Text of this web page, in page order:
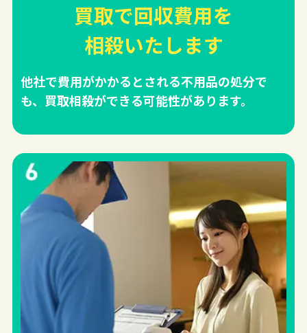
買取で回収費用を
相殺いたします
他社で費用がかかるとされる不用品の処分で
も、買取相殺ができる可能性があります。